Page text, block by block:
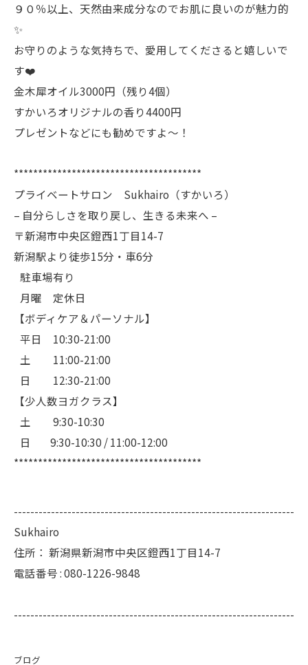
９０％以上、天然由来成分なのでお肌に良いのが魅力的
✨
お守りのような気持ちで、愛用してくださると嬉しいで
す❤️
金木犀オイル3000円（残り4個）
すかいろオリジナルの香り4400円
プレゼントなどにも勧めですよ〜！
***************************************
プライベートサロン Sukhairo（すかいろ）
– 自分らしさを取り戻し、生きる未来へ –
〒新潟市中央区鐙西1丁目14-7
新潟駅より徒歩15分・車6分
駐車場有り
月曜 定休日
【ボディケア＆パーソナル】
平日 10:30-21:00
土 11:00-21:00
日 12:30-21:00
【少人数ヨガクラス】
土 9:30-10:30
日 9:30-10:30 / 11:00-12:00
***************************************
--------------------------------------------------------------------
Sukhairo
住所： 新潟県新潟市中央区鐙西1丁目14-7
電話番号 :080-1226-9848
--------------------------------------------------------------------
ブログ